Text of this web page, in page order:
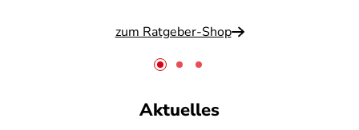
zum Ratgeber-Shop
Aktuelles